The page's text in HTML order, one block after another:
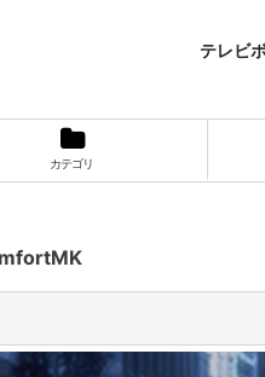
テレビ
カテゴリ